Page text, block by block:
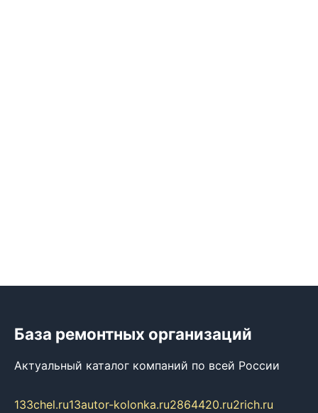
База ремонтных организаций
Актуальный каталог компаний по всей России
133chel.ru13autor-kolonka.ru2864420.ru2rich.ru